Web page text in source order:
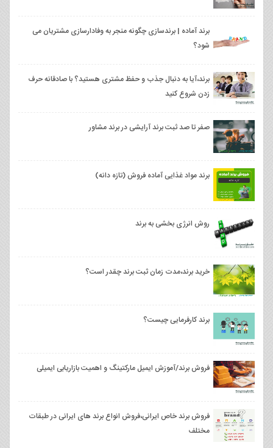
برند آماده | برندسازی چگونه منجر به وفادارسازی مشتریان می
شود؟
برند،آیا به دنبال جذب و حفظ مشتری هستید؟ با صادقانه حرف
زدن شروع کنید
صفر تا صد ثبت برند آرایشی در برند مشاور
برند مواد غذایی آماده فروش (تازه دانه)
روش انرژی بخشی به برند
خرید برند،مدت زمان ثبت برند چقدر است؟
برند کارفرمایی چیست؟
فروش برند/آموزش ایمیل مارکتینگ و اهمیت بازاریابی ایمیلی
فروش برند خاص ایرانی،فروش انواع برند های ایرانی در طبقات
مختلف